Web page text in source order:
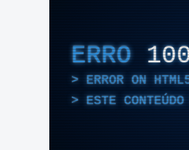
ERRO
ERROR ON
ESTE